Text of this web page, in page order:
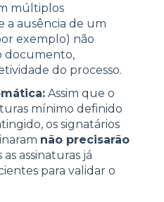
múltiplos
a ausência de um
exemplo) não
documento,
do processo.
Assim que o
mínimo definido
os signatários
não precisarão
as assinaturas já
para validar o